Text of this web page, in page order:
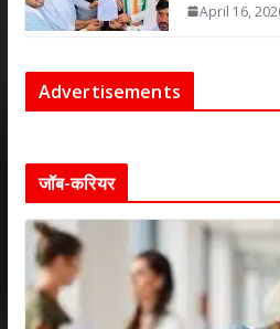
April 16,
Advertisements
जॉब-करियर